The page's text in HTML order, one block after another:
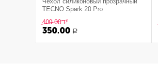
TECNO Spark 20 Pro
400.00 Р
350.00 Р